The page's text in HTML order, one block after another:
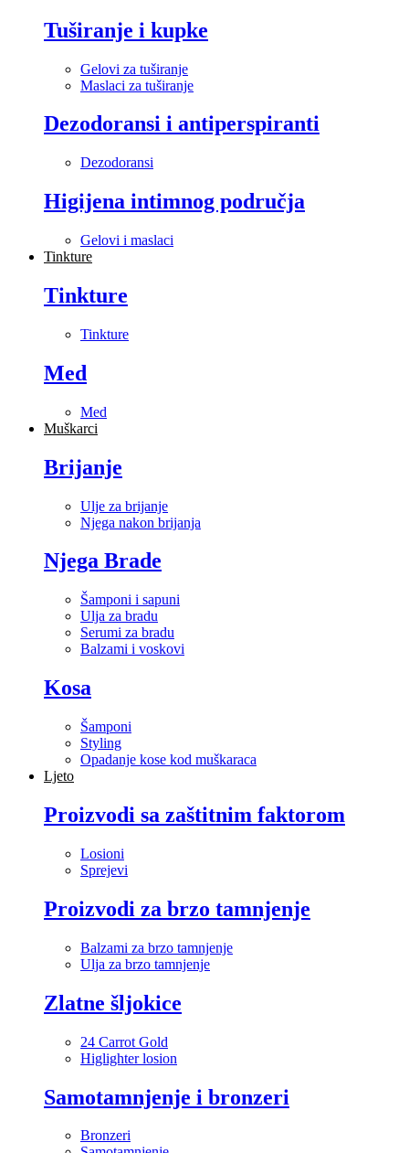
Tuširanje i kupke
Gelovi za tuširanje
Maslaci za tuširanje
Dezodoransi i antiperspiranti
Dezodoransi
Higijena intimnog područja
Gelovi i maslaci
Tinkture
Tinkture
Tinkture
Med
Med
Muškarci
Brijanje
Ulje za brijanje
Njega nakon brijanja
Njega Brade
Šamponi i sapuni
Ulja za bradu
Serumi za bradu
Balzami i voskovi
Kosa
Šamponi
Styling
Opadanje kose kod muškaraca
Ljeto
Proizvodi sa zaštitnim faktorom
Losioni
Sprejevi
Proizvodi za brzo tamnjenje
Balzami za brzo tamnjenje
Ulja za brzo tamnjenje
Zlatne šljokice
24 Carrot Gold
Higlighter losion
Samotamnjenje i bronzeri
Bronzeri